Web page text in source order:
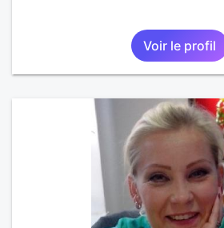
Voir le profil